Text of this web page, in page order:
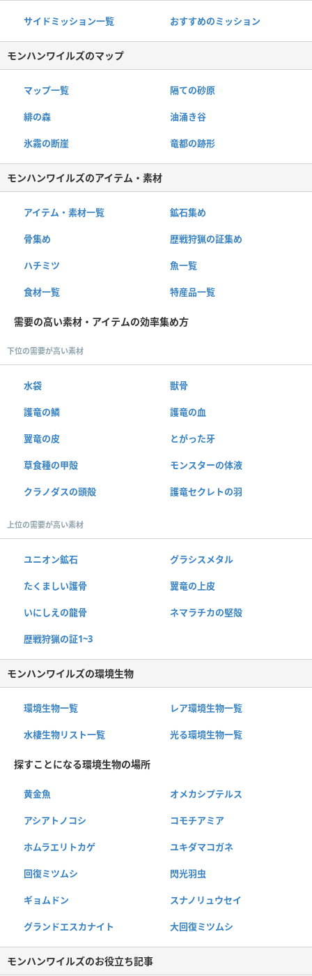
サイドミッション一覧 おすすめのミッション
モンハンワイルズのマップ
マップ一覧 隔ての砂原
緋の森 油涌き谷
氷霧の断崖 竜都の跡形
モンハンワイルズのアイテム・素材
アイテム・素材一覧 鉱石集め
骨集め 歴戦狩猟の証集め
ハチミツ 魚一覧
食材一覧 特産品一覧
需要の高い素材・アイテムの効率集め方
下位の需要が高い素材
水袋 獣骨
護竜の鱗 護竜の血
翼竜の皮 とがった牙
草食種の甲殻 モンスターの体液
クラノダスの頭殻 護竜セクレトの羽
上位の需要が高い素材
ユニオン鉱石 グラシスメタル
たくましい護骨 翼竜の上皮
いにしえの龍骨 ネマラチカの堅殻
歴戦狩猟の証1~3
モンハンワイルズの環境生物
環境生物一覧 レア環境生物一覧
水棲生物リスト一覧 光る環境生物一覧
探すことになる環境生物の場所
黄金魚 オメカシプテルス
アシアトノコシ コモチアミア
ホムラエリトカゲ ユキダマコガネ
回復ミツムシ 閃光羽虫
ギョムドン スナノリュウセイ
グランドエスカナイト 大回復ミツムシ
モンハンワイルズのお役立ち記事